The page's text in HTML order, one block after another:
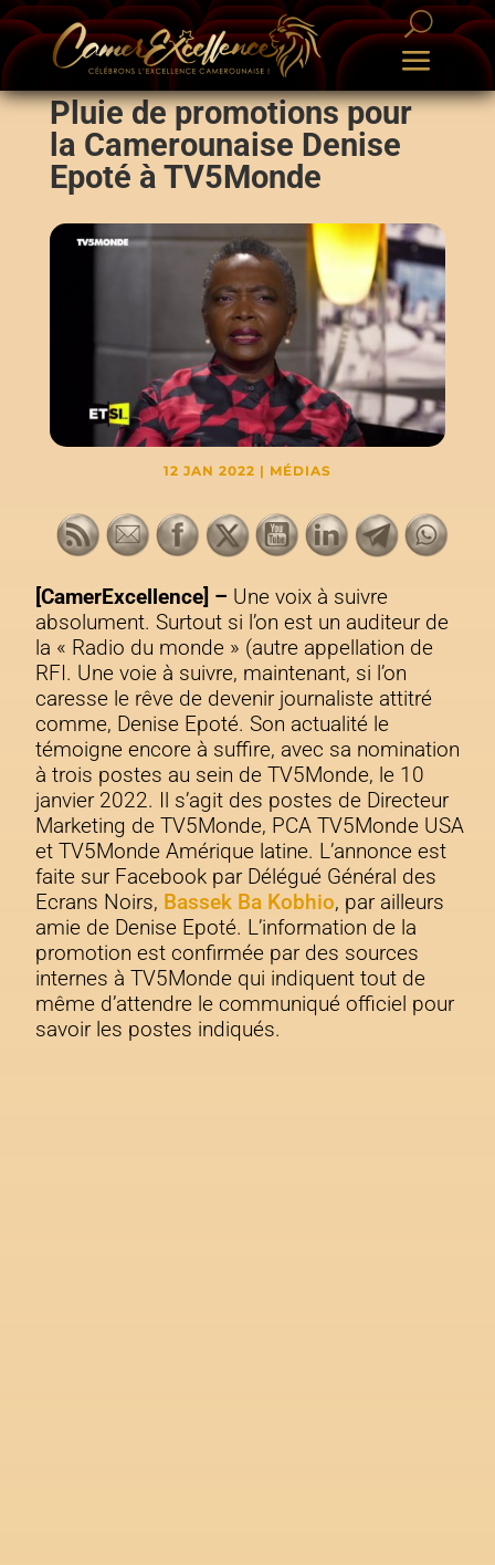
Pluie de promotions pour
la Camerounaise Denise
Epoté à TV5Monde
12 JAN 2022 | MÉDIAS
[CamerExcellence] – Une voix à suivre
absolument. Surtout si l’on est un auditeur de
la « Radio du monde » (autre appellation de
RFI. Une voie à suivre, maintenant, si l’on
caresse le rêve de devenir journaliste attitré
comme, Denise Epoté. Son actualité le
témoigne encore à suffire, avec sa nomination
à trois postes au sein de TV5Monde, le 10
janvier 2022. Il s’agit des postes de Directeur
Marketing de TV5Monde, PCA TV5Monde USA
et TV5Monde Amérique latine. L’annonce est
faite sur Facebook par Délégué Général des
Ecrans Noirs, Bassek Ba Kobhio, par ailleurs
amie de Denise Epoté. L’information de la
promotion est confirmée par des sources
internes à TV5Monde qui indiquent tout de
même d’attendre le communiqué officiel pour
savoir les postes indiqués.